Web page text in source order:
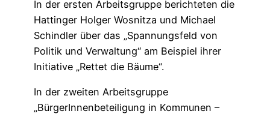
In der ersten Arbeitsgruppe berichteten die
Hattinger Holger Wosnitza und Michael
Schindler über das „Spannungsfeld von
Politik und Verwaltung“ am Beispiel ihrer
Initiative „Rettet die Bäume“.
In der zweiten Arbeitsgruppe
„BürgerInnenbeteiligung in Kommunen –